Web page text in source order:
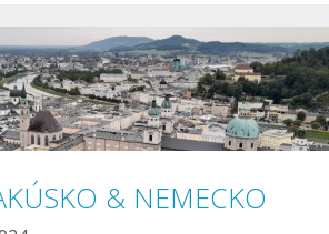
& NEMECKO